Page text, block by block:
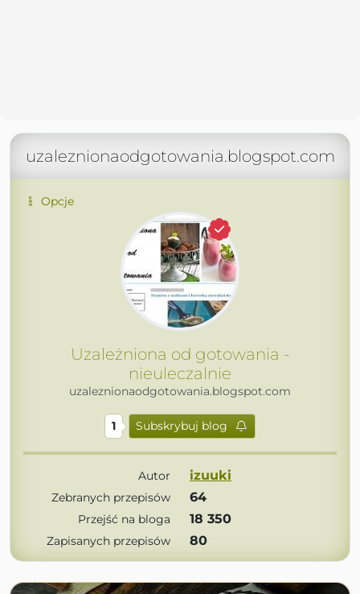
uzaleznionaodgotowania.blogspot.com
Opcje
Uzależniona od gotowania -
nieuleczalnie
uzaleznionaodgotowania.blogspot.com
1 Subskrybuj blog
Autor izuuki
Zebranych przepisów 64
Przejść na bloga 18 350
Zapisanych przepisów 80